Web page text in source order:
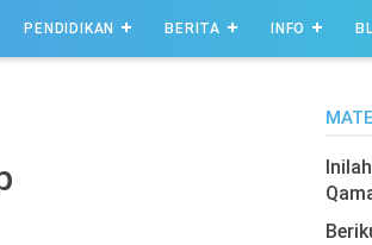
PENDIDIKAN BERITA INFO